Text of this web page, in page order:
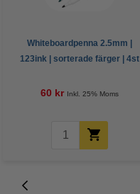
Whiteboardpenna 2.5mm |
123ink | sorterade färger | 4st
60 kr Inkl. 25% Moms